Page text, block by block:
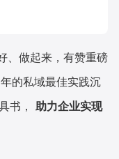
、做起来，有赞重磅
的私域最佳实践沉
书， 助力企业实现